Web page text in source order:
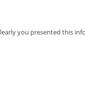
you presented this